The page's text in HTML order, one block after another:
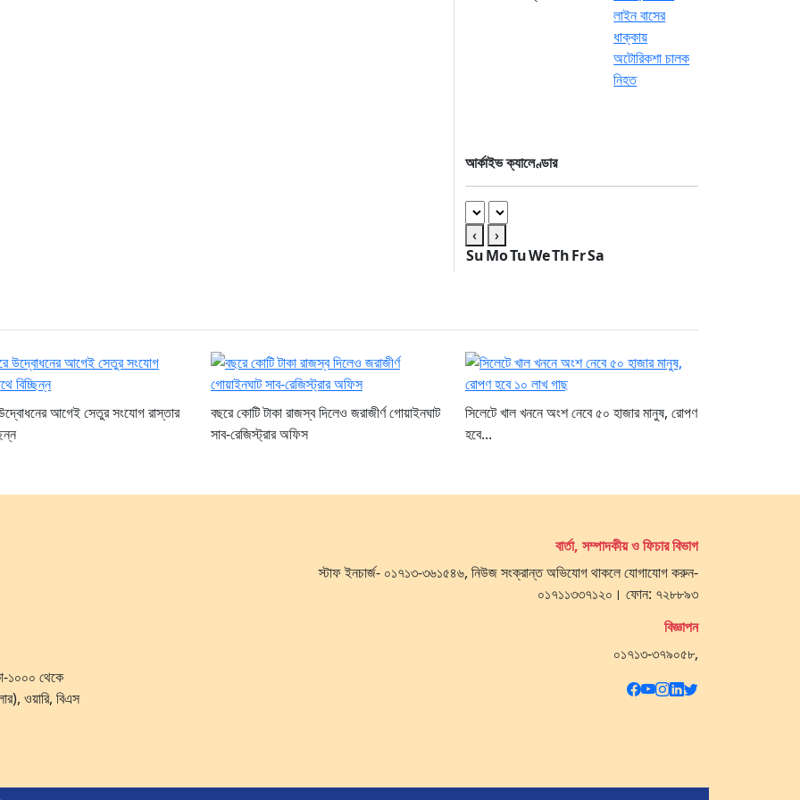
আর্কাইভ ক্যালেণ্ডার
‹
›
SuMoTuWeThFrSa
আগেই সেতুর সংযোগ রাস্তার
বছরে কোটি টাকা রাজস্ব দিলেও জরাজীর্ণ গোয়াইনঘাট
সাব-রেজিস্ট্রার অফিস
সিলেটে খাল খননে অংশ নেবে ৫০ হাজার মানুষ, রোপণ
হবে...
১০০০ থেকে
ওয়ারি, বিএস
বার্তা, সম্পাদকীয় ও ফিচার বিভাগ
স্টাফ ইনচার্জ- ০১৭১৩-৩৬১৫৪৬, নিউজ সংক্রান্ত অভিযোগ থাকলে যোগাযোগ করুন-
০১৭১১৩৩৭১২০। ফোন: ৭২৮৮৯৩
বিজ্ঞাপন
০১৭১৩-৩৭৯০৫৮,